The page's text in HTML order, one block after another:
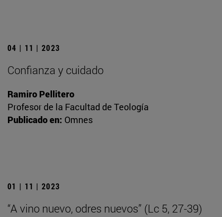
04 | 11 | 2023
Confianza y cuidado
Ramiro Pellitero
Profesor de la Facultad de Teología
Publicado en: Omnes
01 | 11 | 2023
“A vino nuevo, odres nuevos” (Lc 5, 27-39)